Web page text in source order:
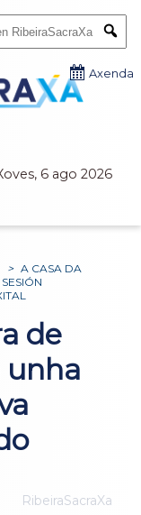
6 ago 2026
Axenda
> A CASA DA
de
unha
RibeiraSacraXa